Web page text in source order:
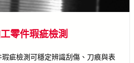
零件瑕疵檢測
疵檢測可穩定辨識刮傷、刀痕與表